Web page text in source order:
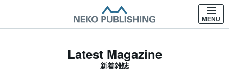
MENU
Latest Magazine
新着雑誌